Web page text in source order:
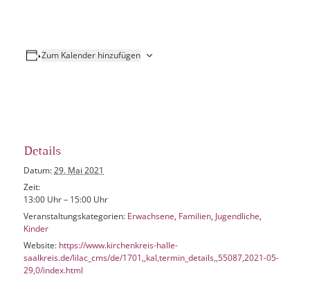
Zum Kalender hinzufügen
Details
Datum: 29. Mai 2021
Zeit:
13:00 Uhr – 15:00 Uhr
Veranstaltungskategorien: Erwachsene, Familien,Jugendliche,
Kinder
Website: https://www.kirchenkreis-halle-
saalkreis.de/lilac_cms/de/1701,,kal,termin_details,,55087,2021-05-
29,0/index.html